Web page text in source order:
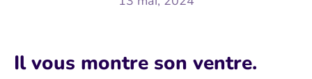
Il vous montre son ventre.